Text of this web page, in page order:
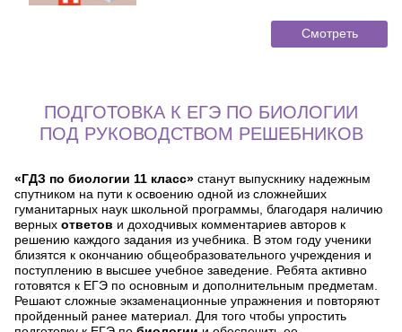
Смотреть
ПОДГОТОВКА К ЕГЭ ПО БИОЛОГИИ
ПОД РУКОВОДСТВОМ РЕШЕБНИКОВ
«ГДЗ по биологии 11 класс» станут выпускнику надежным
спутником на пути к освоению одной из сложнейших
гуманитарных наук школьной программы, благодаря наличию
верных ответов и доходчивых комментариев авторов к
решению каждого задания из учебника. В этом году ученики
близятся к окончанию общеобразовательного учреждения и
поступлению в высшее учебное заведение. Ребята активно
готовятся к ЕГЭ по основным и дополнительным предметам.
Решают сложные экзаменационные упражнения и повторяют
пройденный ранее материал. Для того чтобы упростить